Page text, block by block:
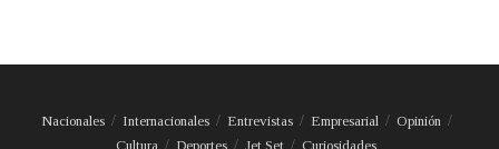
Nacionales Internacionales Entrevistas Empresarial
Opinión
Cultura
Deportes Jet Set Curiosidades